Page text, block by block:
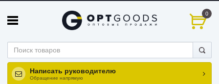
0
Написать руководителю
Обращение напрямую